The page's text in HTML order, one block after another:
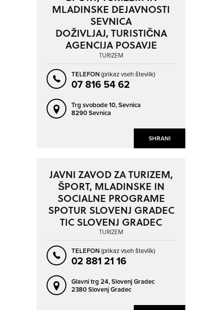
SHRANI
MLADINSKE DEJAVNOSTI
SEVNICA
DOŽIVLJAJ, TURISTIČNA
AGENCIJA POSAVJE
TURIZEM
TELEFON(prikaz vseh številk)
07 816 54 62
Trg svobode 10,Sevnica
8290 Sevnica
JAVNI ZAVOD ZA TURIZEM,
ŠPORT, MLADINSKE IN
SOCIALNE PROGRAME
SPOTUR SLOVENJ GRADEC
TIC SLOVENJ GRADEC
TURIZEM
TELEFON(prikaz vseh številk)
02 881 21 16
Glavni trg 24,Slovenj Gradec
2380 Slovenj Gradec